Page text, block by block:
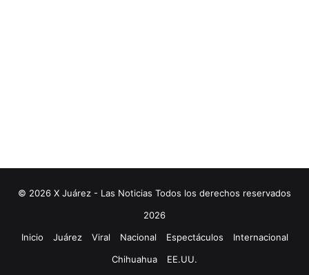
© 2026 X Juárez - Las Noticias Todos los derechos reservados
2026
Inicio
Juárez Viral Nacional Espectáculos
Internacional
Chihuahua
EE.UU.